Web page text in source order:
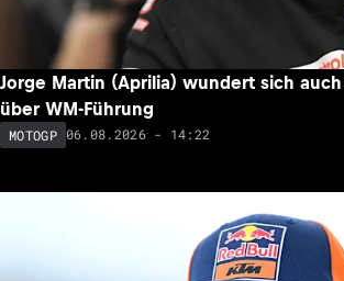
Jorge Martin (Aprilia) wundert sich
über WM-Führung
MOTOGP 06.08.2026 - 14:22